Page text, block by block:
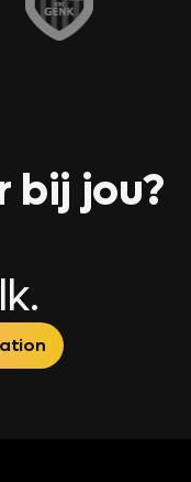
bij jou?